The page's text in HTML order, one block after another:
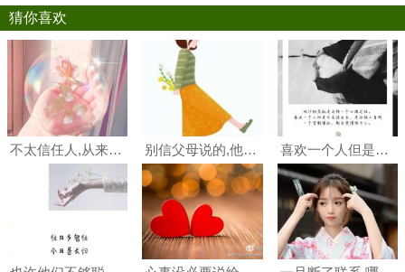
猜你喜欢
不太信任人,从来不把心事儿往外说的星座 别信父母说的,他们会保护你一辈子,他们会老去,会走不动路,会有心无力 喜欢一个人但是不会说出来,走在路上看到一个背影像他,都会觉得很开心